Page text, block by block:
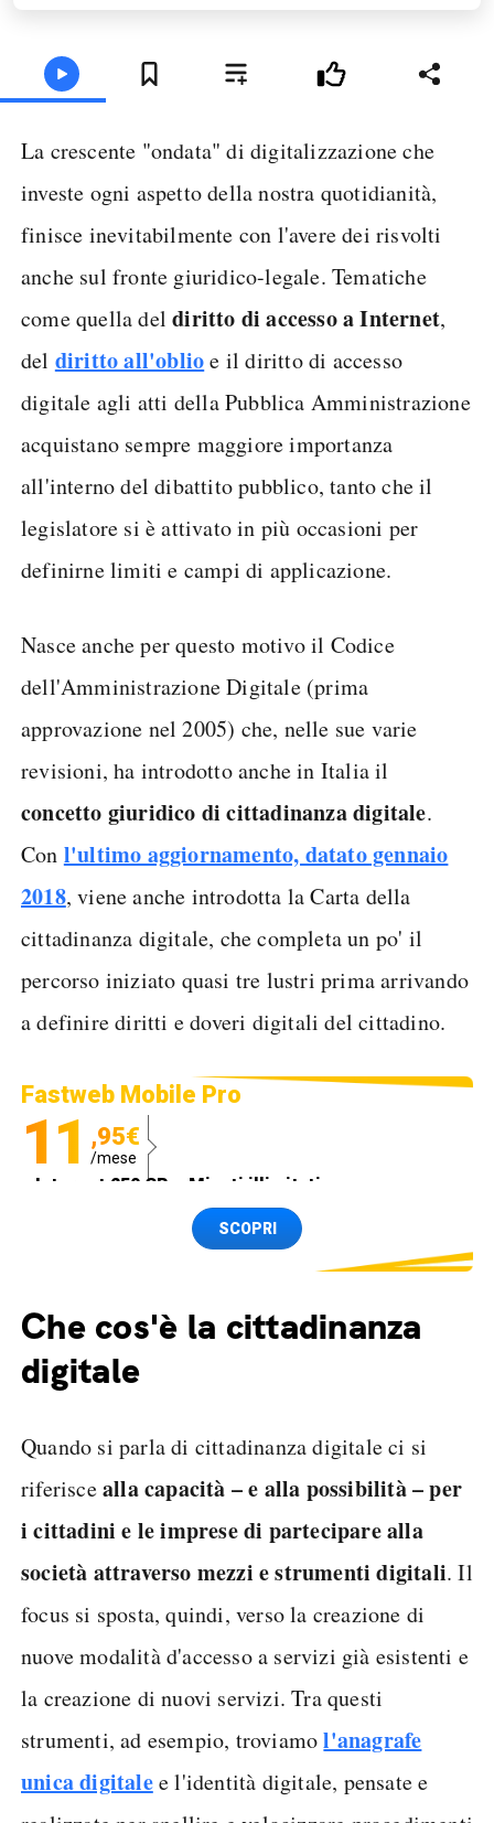
La crescente "ondata" di digitalizzazione che
investe ogni aspetto della nostra quotidianità,
finisce inevitabilmente con l'avere dei risvolti
anche sul fronte giuridico-legale. Tematiche
come quella deldiritto di accesso a Internet,
del diritto all'oblioe il diritto di accesso
digitale agli atti della Pubblica Amministrazione
acquistano sempre maggiore importanza
all'interno del dibattito pubblico, tanto che il
legislatore si è attivato in più occasioni per
definirne limiti e campi di applicazione.
Nasce anche per questo motivo il Codice
dell'Amministrazione Digitale (prima
approvazione nel 2005) che, nelle sue varie
revisioni, ha introdotto anche in Italia il
concetto giuridico di cittadinanza digitale.
Con l'ultimo aggiornamento, datato gennaio
2018, viene anche introdotta la Carta della
cittadinanza digitale, che completa un po' il
percorso iniziato quasi tre lustri prima arrivando
a definire diritti e doveri digitali del cittadino.
Fastweb Mobile Pro
11 ,95€
/mese
Internet 250 GB e Minuti illimitati
Spedizione SIM GRATISSCOPRI
Che cos'è la cittadinanza
digitale
Quando si parla di cittadinanza digitale ci si
riferiscealla capacità – e alla possibilità – per
i cittadini e le imprese di partecipare alla
società attraverso mezzi e strumenti digitali. Il
focus si sposta, quindi, verso la creazione di
nuove modalità d'accesso a servizi già esistenti e
la creazione di nuovi servizi. Tra questi
strumenti, ad esempio, troviamol'anagrafe
unica digitalee l'identità digitale, pensate e